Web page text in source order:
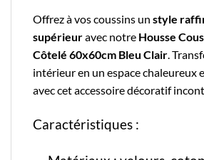
Offrez à vos coussins un style
supérieuravec notre Housse
Côtelé 60x60cm Bleu Clair.
intérieur en un espace chaleureux
avec cet accessoire décoratif
Caractéristiques :